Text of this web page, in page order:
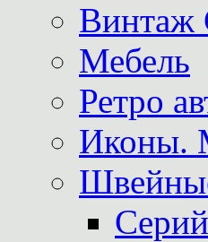
Мебель
Ретро
Иконы.